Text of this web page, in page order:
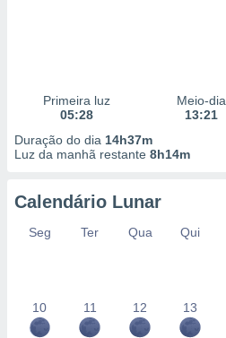
Primeira luz
05:28
Meio-dia
13:21
Duração do dia 14h37m
Luz da manhã restante 8h14m
Calendário Lunar
Seg Ter Qua Qui
10 11 12 13